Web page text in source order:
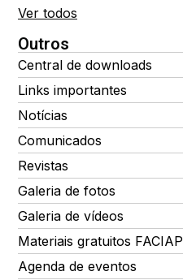
Ver todos
Outros
Central de downloads
Links importantes
Notícias
Comunicados
Revistas
Galeria de fotos
Galeria de vídeos
Materiais gratuitos FACIAP
Agenda de eventos